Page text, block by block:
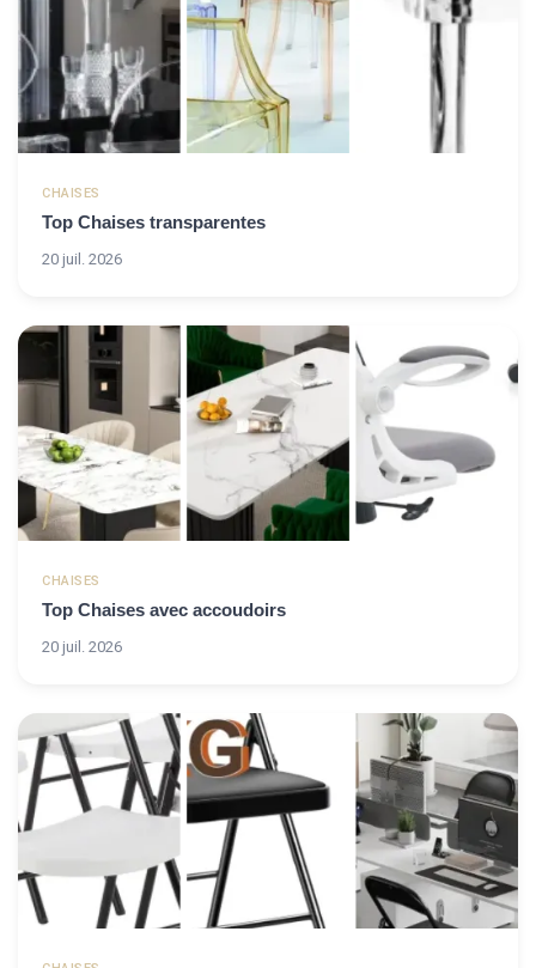
CHAISES
Top Chaises transparentes
20 juil. 2026
CHAISES
Top Chaises avec accoudoirs
20 juil. 2026